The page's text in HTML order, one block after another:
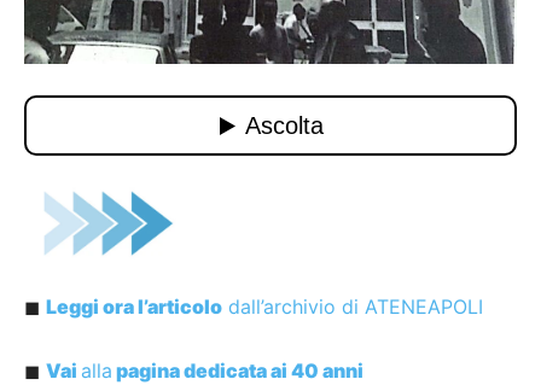
◼︎ Leggi ora l’articolo dall’archivio di ATENEAPOLI
◼︎ Vai alla pagina dedicata ai 40 anni